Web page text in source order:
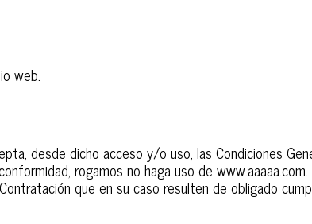
web.
desde dicho acceso y/o uso, las Condiciones
rogamos no haga uso de
que en su caso resulten de obligado